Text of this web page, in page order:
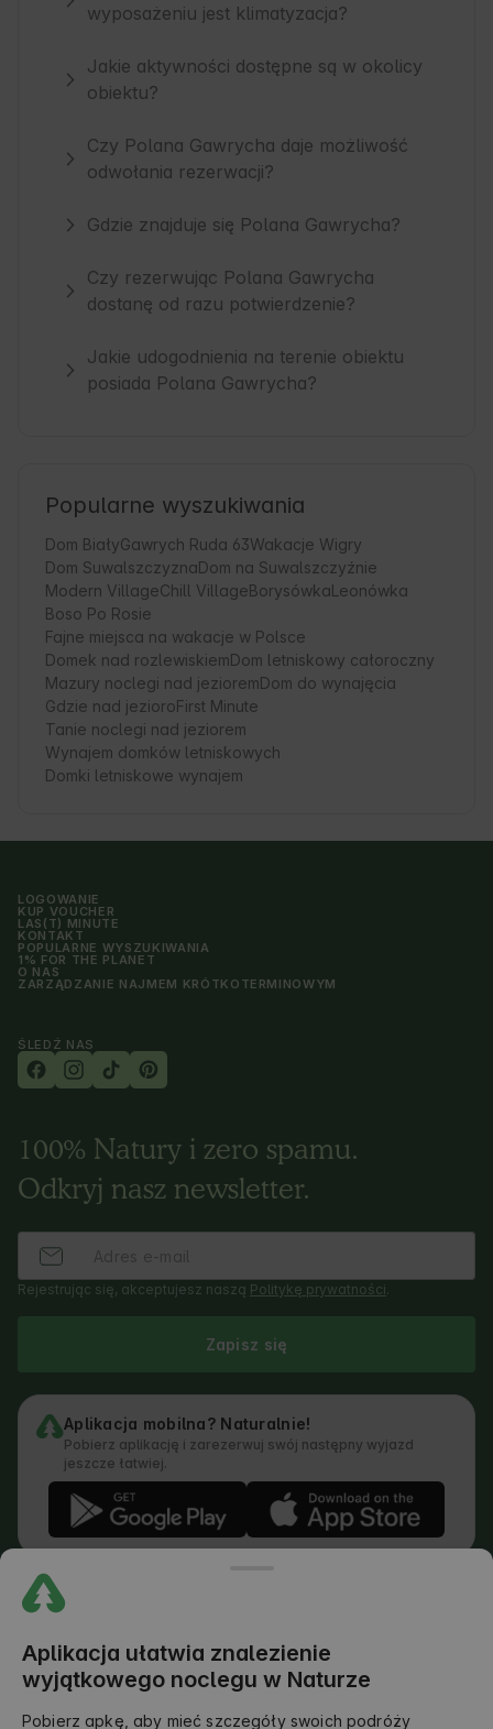
wyposażeniu jest klimatyzacja?
Jakie aktywności dostępne są w okolicy
obiektu?
Czy Polana Gawrycha daje możliwość
odwołania rezerwacji?
Gdzie znajduje się Polana Gawrycha?
Czy rezerwując Polana Gawrycha
dostanę od razu potwierdzenie?
Jakie udogodnienia na terenie obiektu
posiada Polana Gawrycha?
Popularne wyszukiwania
Dom BiałyGawrych Ruda 63Wakacje Wigry
Dom SuwalszczyznaDom na Suwalszczyźnie
Modern VillageChill VillageBorysówkaLeonówka
Boso Po Rosie
Fajne miejsca na wakacje w Polsce
Domek nad rozlewiskiemDom letniskowy całoroczny
Mazury noclegi nad jezioremDom do wynajęcia
Gdzie nad jezioroFirst Minute
Tanie noclegi nad jeziorem
Wynajem domków letniskowych
Domki letniskowe wynajem
LOGOWANIE
KUP VOUCHER
LAS(T) MINUTE
KONTAKT
POPULARNE WYSZUKIWANIA
1% FOR THE PLANET
O NAS
ZARZĄDZANIE NAJMEM KRÓTKOTERMINOWYM
ŚLEDŹ NAS
100% Natury i zero spamu.
Odkryj nasz newsletter.
Rejestrując się, akceptujesz naszą Politykę prywatności.
Zapisz się
Aplikacja mobilna? Naturalnie!
Pobierz aplikację i zarezerwuj swój następny wyjazd
jeszcze łatwiej.
Polityka Dodawania Opinii
Prawny Podział Obowiązków
Aplikacja ułatwia znalezienie
wyjątkowego noclegu w Naturze
Pobierz apkę, aby mieć szczegóły swoich podróży